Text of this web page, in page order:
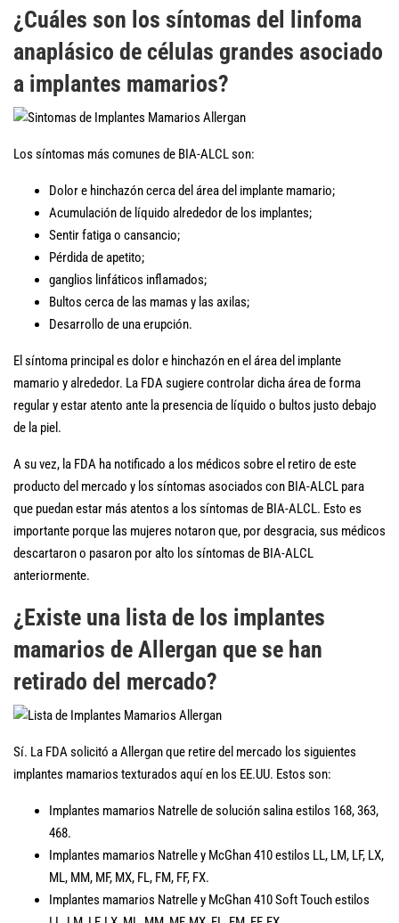
¿Cuáles son los síntomas del linfoma
anaplásico de células grandes asociado
a implantes mamarios?
Los síntomas más comunes de BIA-ALCL son:
Dolor e hinchazón cerca del área del implante mamario;
Acumulación de líquido alrededor de los implantes;
Sentir fatiga o cansancio;
Pérdida de apetito;
ganglios linfáticos inflamados;
Bultos cerca de las mamas y las axilas;
Desarrollo de una erupción.
El síntoma principal es dolor e hinchazón en el área del implante
mamario y alrededor. La FDA sugiere controlar dicha área de forma
regular y estar atento ante la presencia de líquido o bultos justo debajo
de la piel.
A su vez, la FDA ha notificado a los médicos sobre el retiro de este
producto del mercado y los síntomas asociados con BIA-ALCL para
que puedan estar más atentos a los síntomas de BIA-ALCL. Esto es
importante porque las mujeres notaron que, por desgracia, sus médicos
descartaron o pasaron por alto los síntomas de BIA-ALCL
anteriormente.
¿Existe una lista de los implantes
mamarios de Allergan que se han
retirado del mercado?
Sí. La FDA solicitó a Allergan que retire del mercado los siguientes
implantes mamarios texturados aquí en los EE.UU. Estos son:
Implantes mamarios Natrelle de solución salina estilos 168, 363,
468.
Implantes mamarios Natrelle y McGhan 410 estilos LL, LM, LF, LX,
ML, MM, MF, MX, FL, FM, FF, FX.
Implantes mamarios Natrelle y McGhan 410 Soft Touch estilos